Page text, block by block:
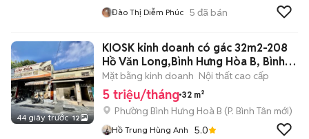
Đào Thị Diễm Phúc 5 đã bán
44 giây trước 12
KIOSK kinh doanh có gác 32m2-208
Hồ Văn Long,Bình Hưng Hòa B, Bình
Tân
Mặt bằng kinh doanh Nội thất cao cấp
5 triệu/tháng 32 m²
Phường Bình Hưng Hoà B (P. Bình Tân mới)
Hồ Trung Hùng Anh 5.0